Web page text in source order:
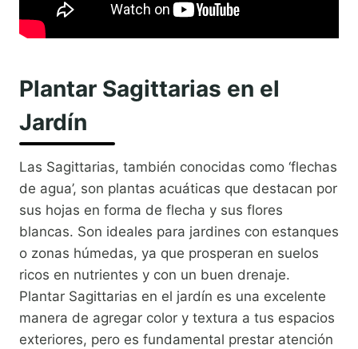
Plantar Sagittarias en el
Jardín
Las Sagittarias, también conocidas como ‘flechas
de agua’, son plantas acuáticas que destacan por
sus hojas en forma de flecha y sus flores
blancas. Son ideales para jardines con estanques
o zonas húmedas, ya que prosperan en suelos
ricos en nutrientes y con un buen drenaje.
Plantar Sagittarias en el jardín es una excelente
manera de agregar color y textura a tus espacios
exteriores, pero es fundamental prestar atención